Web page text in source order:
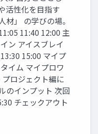
活性化を目指す
材」 の学びの場。
11:40 12:00 主
ン アイスブレイ
15:00 マイプ
イム マイプロワ
ロジェクト編に
のインプット 次回
チェックアウト